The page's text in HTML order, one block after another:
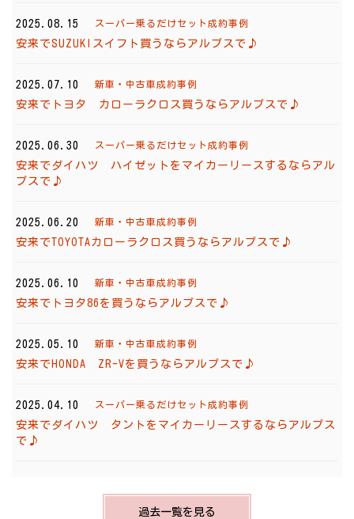
2025.08.15 スーパー乗るだけセット成約事例
安来でSUZUKIスイフト買うならアルプスで♪
2025.07.10 新車・中古車成約事例
安来でトヨタ カローラクロス買うならアルプスで♪
2025.06.30 スーパー乗るだけセット成約事例
安来でダイハツ ハイゼットをマイカーリースするならアル
プスで♪
2025.06.20 新車・中古車成約事例
安来でTOYOTAカローラクロス買うならアルプスで♪
2025.06.10 新車・中古車成約事例
安来でトヨタ86を買うならアルプスで♪
2025.05.10 新車・中古車成約事例
安来でHONDA ZR-Vを買うならアルプスで♪
2025.04.10 スーパー乗るだけセット成約事例
安来でダイハツ タントをマイカーリースするならアルプス
で♪
過去一覧を見る